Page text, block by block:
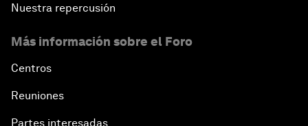
Nuestra repercusión
Más información sobre el Foro
Centros
Reuniones
Partes interesadas